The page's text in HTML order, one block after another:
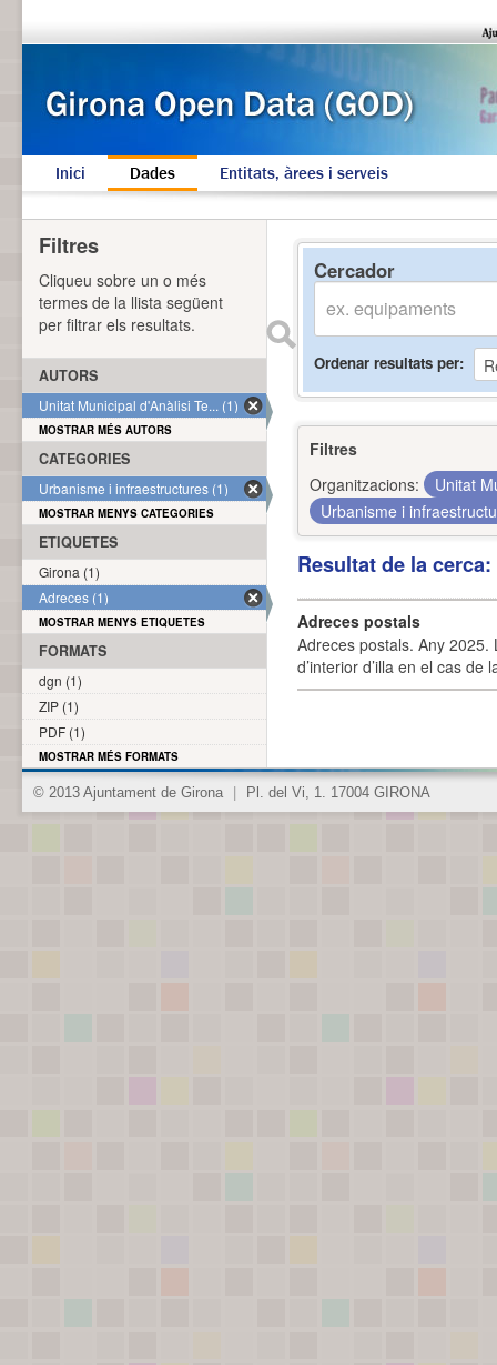
Inici Dades Entitats, àrees i serveis
Cercador
Ordenar resultats per
Filtres
Organitzacions:
Unitat
Urbanisme i
Resultat de la
Adreces postals
Adreces postals. Any 2025.
d’interior d’illa en el cas
Filtres
Cliqueu sobre un o més
termes de la llista següent
per filtrar els resultats.
AUTORS
Unitat Municipal d'Anàlisi Te... (1)
MOSTRAR MÉS AUTORS
CATEGORIES
Urbanisme i infraestructures (1)
MOSTRAR MENYS CATEGORIES
ETIQUETES
Girona (1)
Adreces (1)
MOSTRAR MENYS ETIQUETES
FORMATS
dgn (1)
ZIP (1)
PDF (1)
MOSTRAR MÉS FORMATS
© 2013 Ajuntament de Girona Pl. del Vi, 1. 17004 GIRONA